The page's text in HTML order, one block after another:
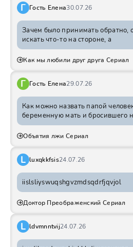
Г Гость Елена30.07.26
Зачем было принимать обратно,
искать что-то на стороне, а
Как мы любили друг друга Сериал
Г Гость Елена29.07.26
Как можно назвать папой
беременную мать и бросившего
Объятия лжи Сериал
L luxqkkfsis24.07.26
iislsliyswuqshgvzmdsqdrfjqvjol
Доктор Преображенский Сериал
L ldvmnntvij24.07.26